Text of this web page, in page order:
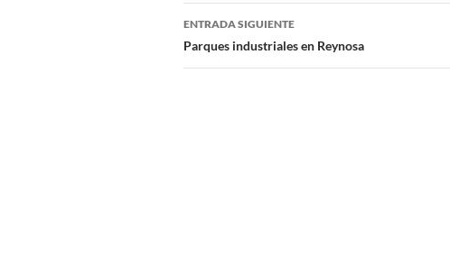
entradas
ENTRADA SIGUIENTE
Parques industriales en Reynosa